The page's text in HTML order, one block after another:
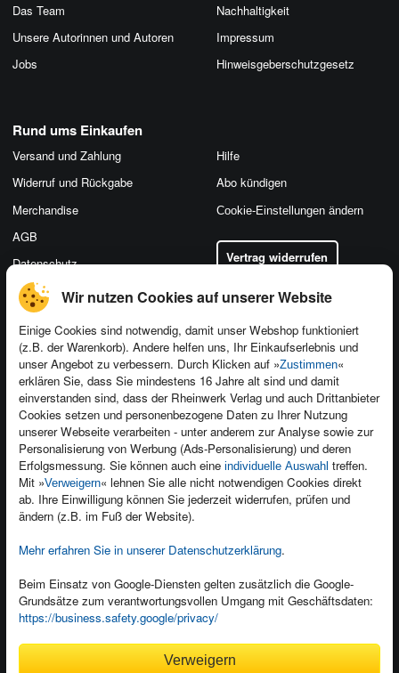
Wir nutzen Cookies auf unserer Website
Einige Cookies sind notwendig, damit unser Webshop funktioniert
(z.B. der Warenkorb). Andere helfen uns, Ihr Einkaufserlebnis und
unser Angebot zu verbessern. Durch Klicken auf »Zustimmen«
erklären Sie, dass Sie mindestens 16 Jahre alt sind und damit
einverstanden sind, dass der Rheinwerk Verlag und auch Drittanbieter
Cookies setzen und personenbezogene Daten zu Ihrer Nutzung
unserer Webseite verarbeiten - unter anderem zur Analyse sowie zur
Personalisierung von Werbung (Ads-Personalisierung) und deren
Erfolgsmessung. Sie können auch eine individuelle Auswahl treffen.
Mit »Verweigern« lehnen Sie alle nicht notwendigen Cookies direkt
ab. Ihre Einwilligung können Sie jederzeit widerrufen, prüfen und
ändern (z.B. im Fuß der Website).
Mehr erfahren Sie in unserer Datenschutzerklärung.
Beim Einsatz von Google-Diensten gelten zusätzlich die Google-
Grundsätze zum verantwortungsvollen Umgang mit Geschäftsdaten:
https://business.safety.google/privacy/
Verweigern
Das Team
Unsere Autorinnen und Autoren
Jobs
Nachhaltigkeit
Impressum
Hinweis­geber­schutz­gesetz
Kontakt
Newsletter
Für Unternehmen
Presseservice
Dozentenservice
Produktfeedback
Foreign Rights
Ein Buch schreiben
Rund ums Einkaufen
Versand und Zahlung
Widerruf und Rückgabe
Merchandise
AGB
Datenschutz
Hilfe
Abo kündigen
Cookie-Einstellungen ändern
Vertrag widerrufen
Kundenservice
Wir sind gerne für Sie da!
service@rheinwerk-verlag.de